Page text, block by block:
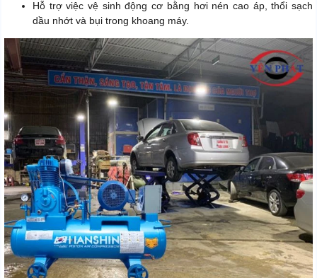
Hỗ trợ việc vệ sinh động cơ bằng hơi nén cao áp, thổi sạch
dầu nhớt và bụi trong khoang máy.